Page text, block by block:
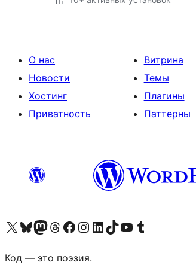
О нас
Новости
Хостинг
Приватность
Витрина
Темы
Плагины
Паттерны
Посетите нас в X (ранее Twitter)
Посетите нашу учётную запись в Bluesky
Посетите нашу ленту в Mastodon
Посетите нашу учётную запись в Threads
Посетите нашу страницу на Facebook
Посетите наш Instagram
Посетите нашу страницу в LinkedIn
Посетите нашу учётную запись в TikTok
Посетите наш канал YouTube
Посетите нашу учётную запись в Tumblr
Код — это поэзия.